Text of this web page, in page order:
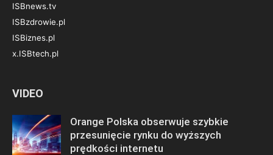
ISBnews.tv
ISBzdrowie.pl
ISBiznes.pl
x.ISBtech.pl
VIDEO
Orange Polska obserwuje szybkie
przesunięcie rynku do wyższych
prędkości internetu